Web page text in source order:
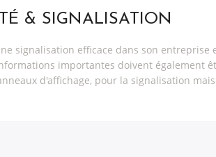
& SIGNALISATION
signalisation efficace dans son
importantes doivent également
d'affichage, pour la signalisation